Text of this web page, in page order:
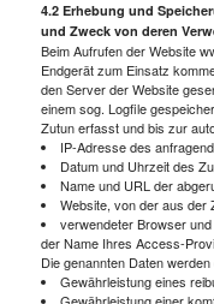
4.2 Erhebung und
und Zweck von deren
Beim Aufrufen der Website
Endgerät zum Einsatz
den Server der Website
einem sog. Logfile
Zutun erfasst und bis zur
IP-Adresse des
Datum und Uhrzeit des
Name und URL der
Website, von der aus der
verwendeter Browser
der Name Ihres Access-
Die genannten Daten
Gewährleistung eines